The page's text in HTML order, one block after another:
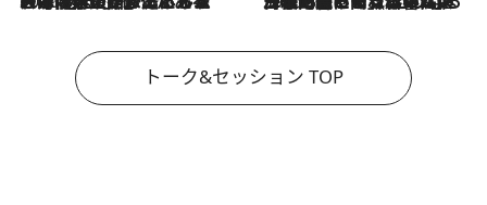
トーク&セッション TOP